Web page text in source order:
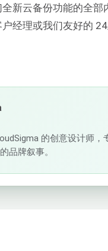
新云备份功能的全
户经理或我们友好的
的创意设计师
品牌叙事。